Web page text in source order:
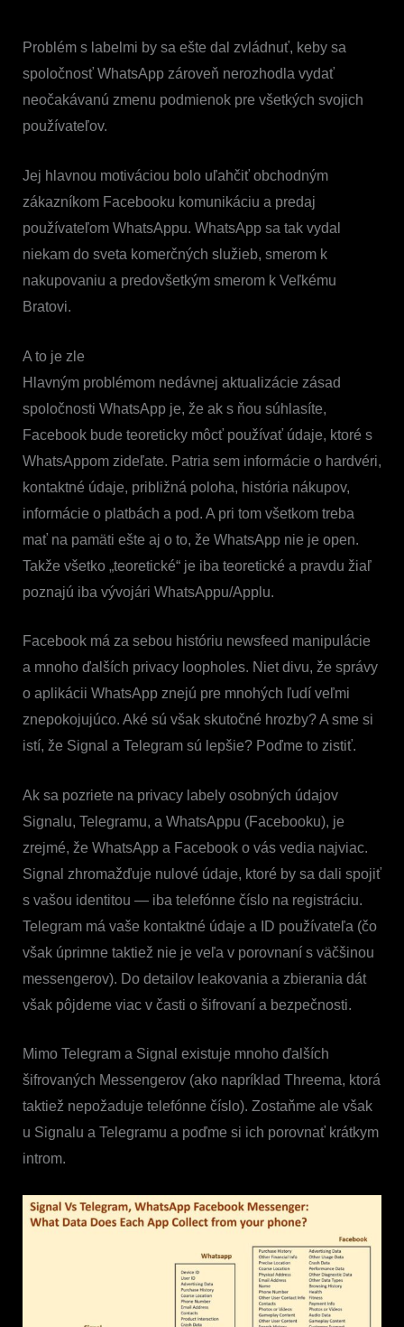
Problém s labelmi by sa ešte dal zvládnuť, keby sa
spoločnosť WhatsApp zároveň nerozhodla vydať
neočakávanú zmenu podmienok pre všetkých svojich
používateľov.
Jej hlavnou motiváciou bolo uľahčiť obchodným
zákazníkom Facebooku komunikáciu a predaj
používateľom WhatsAppu. WhatsApp sa tak vydal
niekam do sveta komerčných služieb, smerom k
nakupovaniu a predovšetkým smerom k Veľkému
Bratovi.
A to je zle
Hlavným problémom nedávnej aktualizácie zásad
spoločnosti WhatsApp je, že ak s ňou súhlasíte,
Facebook bude teoreticky môcť používať údaje, ktoré s
WhatsAppom zideľate. Patria sem informácie o hardvéri,
kontaktné údaje, približná poloha, história nákupov,
informácie o platbách a pod. A pri tom všetkom treba
mať na pamäti ešte aj o to, že WhatsApp nie je open.
Takže všetko „teoretické“ je iba teoretické a pravdu žiaľ
poznajú iba vývojári WhatsAppu/Applu.
Facebook má za sebou históriu newsfeed manipulácie
a mnoho ďalších privacy loopholes. Niet divu, že správy
o aplikácii WhatsApp znejú pre mnohých ľudí veľmi
znepokojujúco. Aké sú však skutočné hrozby? A sme si
istí, že Signal a Telegram sú lepšie? Poďme to zistiť.
Ak sa pozriete na privacy labely osobných údajov
Signalu, Telegramu, a WhatsAppu (Facebooku), je
zrejmé, že WhatsApp a Facebook o vás vedia najviac.
Signal zhromažďuje nulové údaje, ktoré by sa dali spojiť
s vašou identitou — iba telefónne číslo na registráciu.
Telegram má vaše kontaktné údaje a ID používateľa (čo
však úprimne taktiež nie je veľa v porovnaní s väčšinou
messengerov). Do detailov leakovania a zbierania dát
však pôjdeme viac v časti o šifrovaní a bezpečnosti.
Mimo Telegram a Signal existuje mnoho ďalších
šifrovaných Messengerov (ako napríklad Threema, ktorá
taktiež nepožaduje telefónne číslo). Zostaňme ale však
u Signalu a Telegramu a poďme si ich porovnať krátkym
introm.